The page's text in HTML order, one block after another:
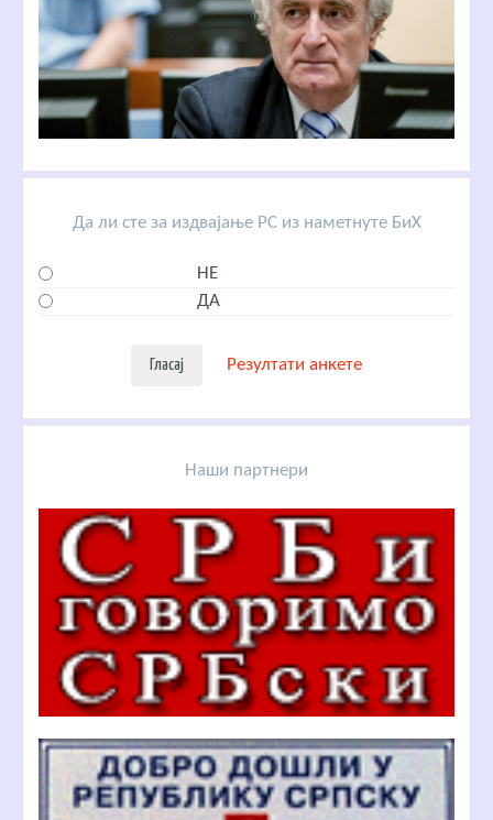
Да ли сте за издвајање РС из наметнуте БиХ
НЕ
ДА
Резултати анкете
Наши партнери